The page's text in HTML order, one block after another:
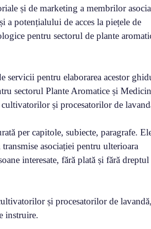
și de marketing a membrilor
potențialului de acces la piețele de
pentru sectorul de plante
servicii pentru elaborarea acestor
sectorul Plante Aromatice și
și procesatorilor de
per capitole, subiecte, paragrafe.
asociației pentru ulterioara
interesate, fără plată și fără dreptul
și procesatorilor de
instruire.